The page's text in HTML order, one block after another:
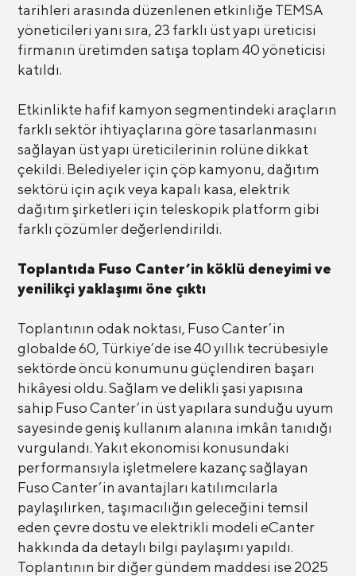
tarihleri arasında düzenlenen etkinliğe TEMSA
yöneticileri yanı sıra, 23 farklı üst yapı üreticisi
firmanın üretimden satışa toplam 40 yöneticisi
katıldı.
Etkinlikte hafif kamyon segmentindeki araçların
farklı sektör ihtiyaçlarına göre tasarlanmasını
sağlayan üst yapı üreticilerinin rolüne dikkat
çekildi. Belediyeler için çöp kamyonu, dağıtım
sektörü için açık veya kapalı kasa, elektrik
dağıtım şirketleri için teleskopik platform gibi
farklı çözümler değerlendirildi.
Toplantıda Fuso Canter’in köklü deneyimi ve
yenilikçi yaklaşımı öne çıktı
Toplantının odak noktası, Fuso Canter’in
globalde 60, Türkiye’de ise 40 yıllık tecrübesiyle
sektörde öncü konumunu güçlendiren başarı
hikâyesi oldu. Sağlam ve delikli şasi yapısına
sahip Fuso Canter’in üst yapılara sunduğu uyum
sayesinde geniş kullanım alanına imkân tanıdığı
vurgulandı. Yakıt ekonomisi konusundaki
performansıyla işletmelere kazanç sağlayan
Fuso Canter’in avantajları katılımcılarla
paylaşılırken, taşımacılığın geleceğini temsil
eden çevre dostu ve elektrikli modeli eCanter
hakkında da detaylı bilgi paylaşımı yapıldı.
Toplantının bir diğer gündem maddesi ise 2025